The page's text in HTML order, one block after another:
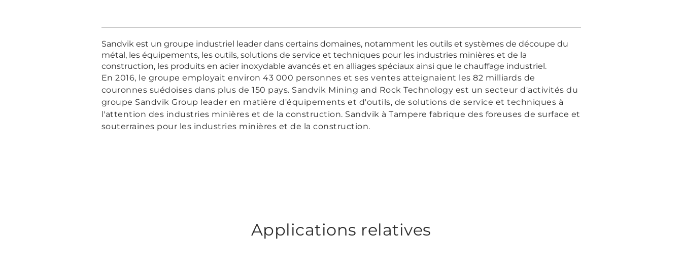
Sandvik est un groupe industriel leader dans certains domaines, notamment les outils et systèmes de découpe du
métal, les équipements, les outils, solutions de service et techniques pour les industries minières et de la
construction, les produits en acier inoxydable avancés et en alliages spéciaux ainsi que le chauffage industriel.
En 2016, le groupe employait environ 43 000 personnes et ses ventes atteignaient les 82 milliards de
couronnes suédoises dans plus de 150 pays. Sandvik Mining and Rock Technology est un secteur d'activités du
groupe Sandvik Group leader en matière d'équipements et d'outils, de solutions de service et techniques à
l'attention des industries minières et de la construction. Sandvik à Tampere fabrique des foreuses de surface et
souterraines pour les industries minières et de la construction.
Applications relatives